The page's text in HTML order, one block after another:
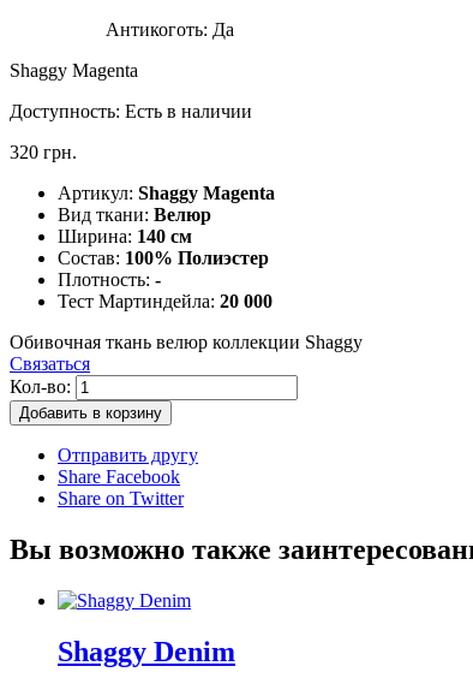
Антикоготь: Да
Shaggy Magenta
Доступность: Есть в наличии
320 грн.
Артикул: Shaggy Magenta
Вид ткани: Велюр
Ширина: 140 см
Состав: 100% Полиэстер
Плотность: -
Тест Мартиндейла: 20 000
Обивочная ткань велюр коллекции Shaggy
Связаться
Кол-во:
Добавить в корзину
Отправить другу
Share Facebook
Share on Twitter
Вы возможно также
Shaggy Denim